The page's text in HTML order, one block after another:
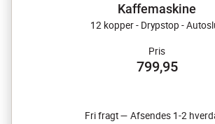
Kaffemaskine
12 kopper - Drypstop -
Pris
799,95
Fri fragt — Afsendes 1-2